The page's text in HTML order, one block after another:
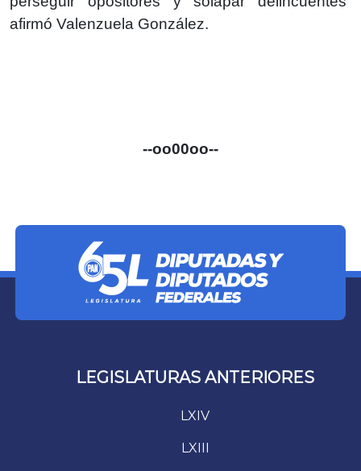
afirmó Valenzuela González.
--oo00oo--
LEGISLATURAS ANTERIORES
LXIV
LXIII